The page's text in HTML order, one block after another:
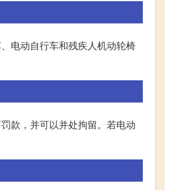
电动自行车和残疾人机动轮椅
款，并可以并处拘留。若电动